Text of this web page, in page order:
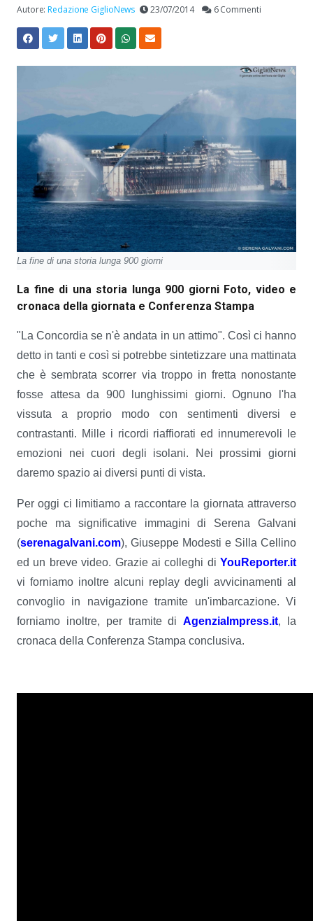
Autore:Redazione GiglioNews 23/07/2014 6 Commenti
La fine di una storia lunga 900 giorni
La fine di una storia lunga 900 giorni Foto, video e
cronaca della giornata e Conferenza Stampa
"La Concordia se n'è andata in un attimo". Così ci hanno
detto in tanti e così si potrebbe sintetizzare una mattinata
che è sembrata scorrer via troppo in fretta nonostante
fosse attesa da 900 lunghissimi giorni. Ognuno l'ha
vissuta a proprio modo con sentimenti diversi e
contrastanti. Mille i ricordi riaffiorati ed innumerevoli le
emozioni nei cuori degli isolani. Nei prossimi giorni
daremo spazio ai diversi punti di vista.
Per oggi ci limitiamo a raccontare la giornata attraverso
poche ma significative immagini di Serena Galvani
(serenagalvani.com), Giuseppe Modesti e Silla Cellino
ed un breve video. Grazie ai colleghi di YouReporter.it
vi forniamo inoltre alcuni replay degli avvicinamenti al
convoglio in navigazione tramite un'imbarcazione. Vi
forniamo inoltre, per tramite diAgenziaImpress.it, la
cronaca della Conferenza Stampa conclusiva.